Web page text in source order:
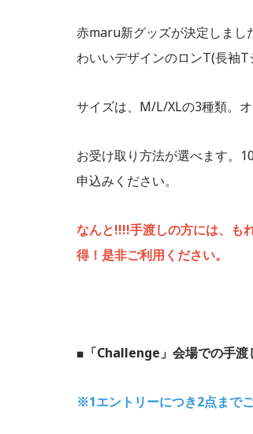
赤maru新グッズが決定しまし
わいいデザインのロンT(長袖T
サイズは、M/L/XLの3種類。
お受け取り方法が選べます。
申込みください。
なんと!!!!手渡しの方には、も
得！是非ご利用ください。
■「Challenge」会場での手渡
※1エントリーにつき2点までご